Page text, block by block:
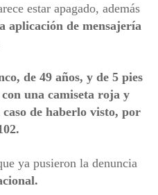
estar apagado, además
aplicación de mensajería
de 49 años, y de 5 pies
una camiseta roja y
de haberlo visto, por
ya pusieron la denuncia
.